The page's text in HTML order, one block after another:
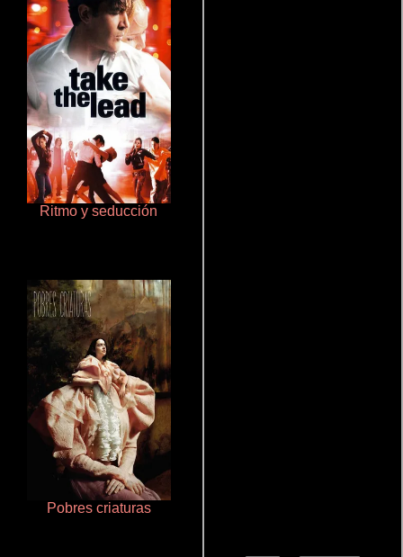
Ritmo y seducción
Pobres criaturas